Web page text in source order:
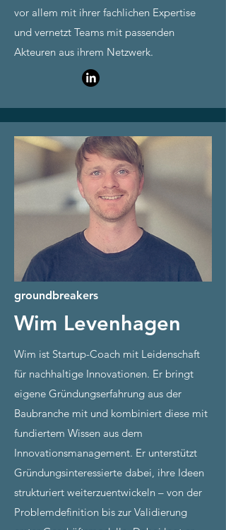
vor allem mit ihrer fachlichen Expertise
und vernetzt Teams mit passenden
Akteuren aus ihrem Netzwerk.
groundbreakers
Wim Levenhagen
Wim ist Startup-Coach mit Leidenschaft
für nachhaltige Innovationen. Er bringt
eigene Gründungserfahrung aus der
Baubranche mit und kombiniert diese mit
fundiertem Wissen aus dem
Innovationsmanagement. Er unterstützt
Gründungsinteressierte dabei, ihre Ideen
strukturiert weiterzuentwickeln – von der
Problemdefinition bis zur Validierung